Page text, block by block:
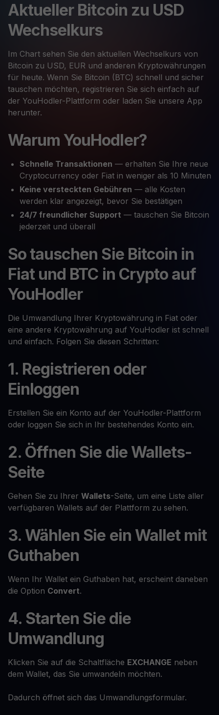
Aktueller Bitcoin zu USD
Wechselkurs
Im Chart sehen Sie den aktuellen Wechselkurs von
Bitcoin zu USD, EUR und anderen Kryptowährungen
für heute. Wenn Sie Bitcoin (BTC) schnell und sicher
tauschen möchten, registrieren Sie sich einfach auf
der YouHodler-Plattform oder laden Sie unsere App
herunter.
Warum YouHodler?
Schnelle Transaktionen — erhalten Sie Ihre neue
Cryptocurrency oder Fiat in weniger als 10 Minuten
Keine versteckten Gebühren — alle Kosten
werden klar angezeigt, bevor Sie bestätigen
24/7 freundlicher Support — tauschen Sie Bitcoin
jederzeit und überall
So tauschen Sie Bitcoin in
Fiat und BTC in Crypto auf
YouHodler
Die Umwandlung Ihrer Kryptowährung in Fiat oder
eine andere Kryptowährung auf YouHodler ist schnell
und einfach. Folgen Sie diesen Schritten:
1. Registrieren oder
Einloggen
Erstellen Sie ein Konto auf der YouHodler-Plattform
oder loggen Sie sich in Ihr bestehendes Konto ein.
2. Öffnen Sie die Wallets-
Seite
Gehen Sie zu Ihrer Wallets-Seite, um eine Liste aller
verfügbaren Wallets auf der Plattform zu sehen.
3. Wählen Sie ein Wallet mit
Guthaben
Wenn Ihr Wallet ein Guthaben hat, erscheint daneben
die Option Convert.
4. Starten Sie die
Umwandlung
Klicken Sie auf die Schaltfläche EXCHANGE neben
dem Wallet, das Sie umwandeln möchten.
Dadurch öffnet sich das Umwandlungsformular.